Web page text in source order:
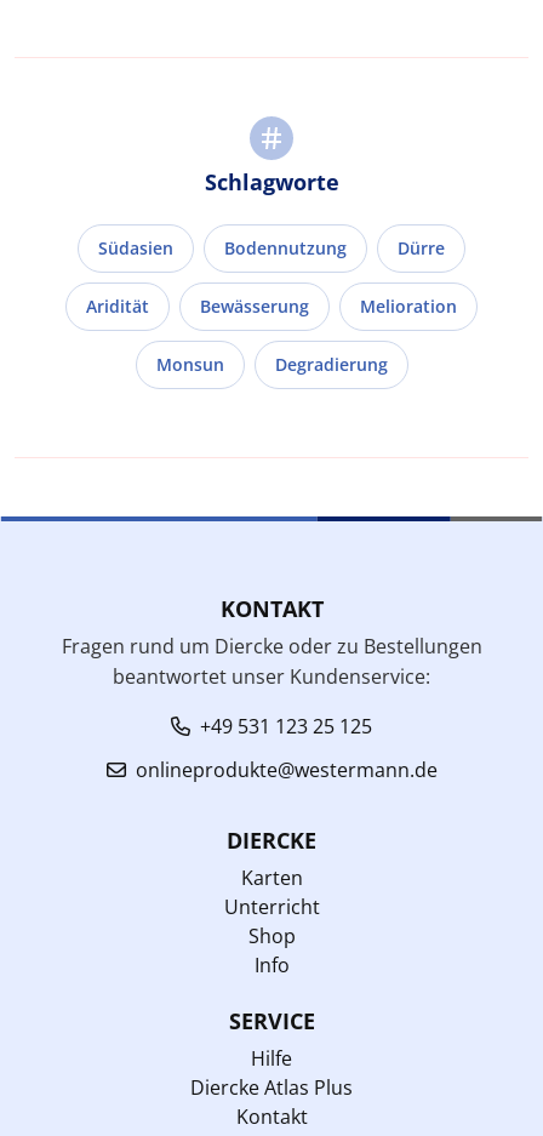
Schlagworte
Südasien Bodennutzung Dürre
Aridität Bewässerung Melioration
Monsun Degradierung
KONTAKT
Fragen rund um Diercke oder zu Bestellungen
beantwortet unser Kundenservice:
+49 531 123 25 125
onlineprodukte@westermann.de
DIERCKE
Karten
Unterricht
Shop
Info
SERVICE
Hilfe
Diercke Atlas Plus
Kontakt